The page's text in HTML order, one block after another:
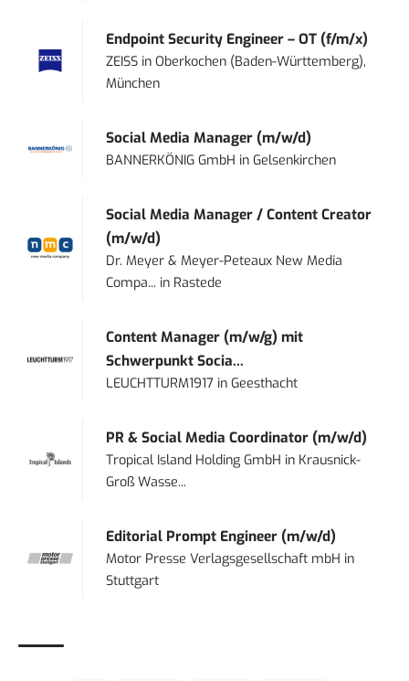
Endpoint Security Engineer – OT (f/m/x)
ZEISS inOberkochen (Baden-Württemberg),
München
Social Media Manager (m/w/d)
BANNERKÖNIG GmbH inGelsenkirchen
Social Media Manager / Content Creator
(m/w/d)
Dr. Meyer & Meyer-Peteaux New Media
Compa... in Rastede
Content Manager (m/w/g) mit
Schwerpunkt Socia...
LEUCHTTURM1917 inGeesthacht
PR & Social Media Coordinator (m/w/d)
Tropical Island Holding GmbH in Krausnick-
Groß Wasse...
Editorial Prompt Engineer (m/w/d)
Motor Presse Verlagsgesellschaft mbH in
Stuttgart